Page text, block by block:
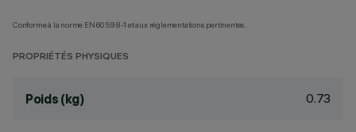
Conforme à la norme EN60598-1 et aux réglementations pertinentes.
PROPRIÉTÉS PHYSIQUES
Poids (kg) 0.73